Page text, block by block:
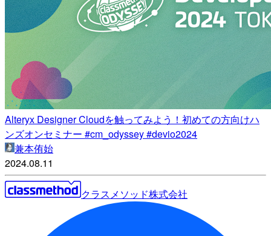
Alteryx Designer Cloudを触ってみよう！初めての方向けハ
ンズオンセミナー #cm_odyssey #devio2024
兼本侑始
2024.08.11
クラスメソッド株式会社